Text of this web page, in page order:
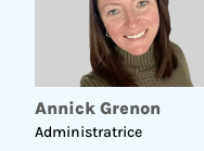
POUR LA
Annick Grenon
Administratrice